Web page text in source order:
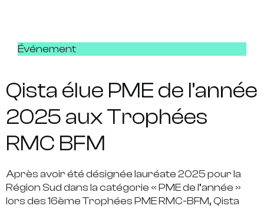
Événement
Qista élue PME de l’année
2025 aux Trophées
RMC BFM
Après avoir été désignée lauréate 2025 pour la
Région Sud dans la catégorie « PME de l’année »
lors des 16ème Trophées PME RMC-BFM, Qista